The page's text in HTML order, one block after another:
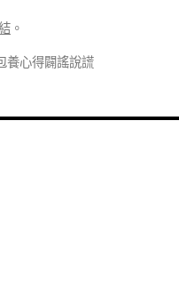
。
養心得闢謠說謊